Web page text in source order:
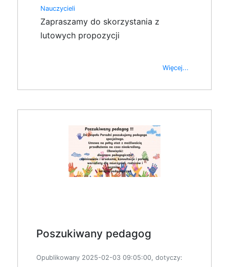
Nauczycieli
Zapraszamy do skorzystania z
lutowych propozycji
Więcej...
Poszukiwany pedagog
Opublikowany 2025-02-03 09:05:00, dotyczy: